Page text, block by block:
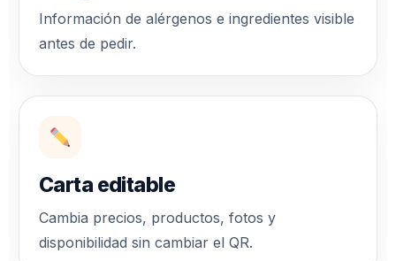
Información de alérgenos e ingredientes visible
antes de pedir.
Carta editable
Cambia precios, productos, fotos y
disponibilidad sin cambiar el QR.